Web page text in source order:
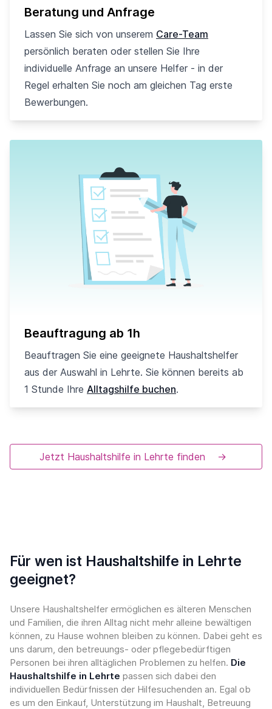
Beratung und Anfrage
Lassen Sie sich von unserem Care-Team
persönlich beraten oder stellen Sie Ihre
individuelle Anfrage an unsere Helfer - in der
Regel erhalten Sie noch am gleichen Tag erste
Bewerbungen.
Beauftragung ab 1h
Beauftragen Sie eine geeignete Haushaltshelfer
aus der Auswahl in Lehrte. Sie können bereits ab
1 Stunde Ihre Alltagshilfe buchen.
Jetzt Haushaltshilfe in Lehrte finden →
Für wen ist Haushaltshilfe in Lehrte
geeignet?
Unsere Haushaltshelfer ermöglichen es älteren Menschen
und Familien, die ihren Alltag nicht mehr alleine bewältigen
können, zu Hause wohnen bleiben zu können. Dabei geht es
uns darum, den betreuungs- oder pflegebedürftigen
Personen bei ihren alltäglichen Problemen zu helfen. Die
Haushaltshilfe in Lehrte passen sich dabei den
individuellen Bedürfnissen der Hilfesuchenden an. Egal ob
es um den Einkauf, Unterstützung im Haushalt, Betreuung